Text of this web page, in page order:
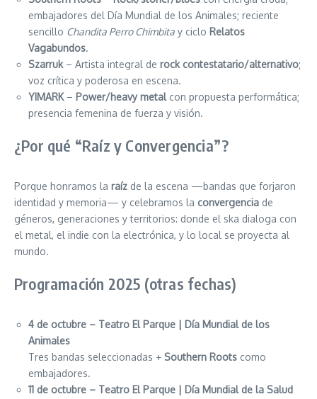
embajadores del Día Mundial de los Animales; reciente
sencillo Chandita Perro Chimbita y ciclo Relatos
Vagabundos.
Szarruk– Artista integral de rock contestatario/alternativo;
voz crítica y poderosa en escena.
YIMARK– Power/heavy metalcon propuesta performática;
presencia femenina de fuerza y visión.
¿Por qué “Raíz y Convergencia”?
Porque honramos la raíz de la escena —bandas que forjaron
identidad y memoria— y celebramos la convergencia de
géneros, generaciones y territorios: donde el ska dialoga con
el metal, el indie con la electrónica, y lo local se proyecta al
mundo.
Programación 2025 (otras fechas)
4 de octubre – Teatro El Parque | Día Mundial de los
Animales
Tres bandas seleccionadas + Southern Roots como
embajadores.
11 de octubre – Teatro El Parque | Día Mundial de la Salud